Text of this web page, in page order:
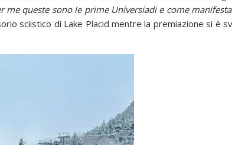
queste sono le prime Universiadi e come
sciistico di Lake Placid mentre la premiazione si è